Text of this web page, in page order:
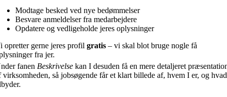
Modtage besked ved nye bedømmelser
Besvare anmeldelser fra medarbejdere
Opdatere og vedligeholde jeres oplysninger
opretter gerne jeres profilgratis – vi skal blot bruge nogle få
fra jer.
fanen Beskrivelse kan I desuden få en mere detaljeret
virksomheden, så jobsøgende får et klart billede af, hvem I er, og